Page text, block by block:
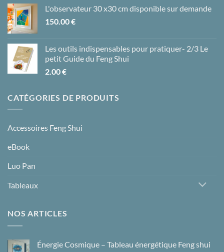
L'observateur 30 x30 cm disponible sur demande
150.00€
Les outils indispensables pour pratiquer- 2/3 Le
petit Guide du Feng Shui
2.00€
CATÉGORIES DE PRODUITS
Accessoires Feng Shui
eBook
Luo Pan
Tableaux
NOS ARTICLES
Énergie Cosmique – Tableau énergétique Feng shui